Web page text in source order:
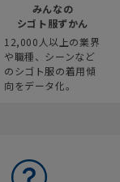
みんなの
シゴト服ずかん
12,000人以上の業界
や職種、シーンなど
のシゴト服の着用傾
向をデータ化。